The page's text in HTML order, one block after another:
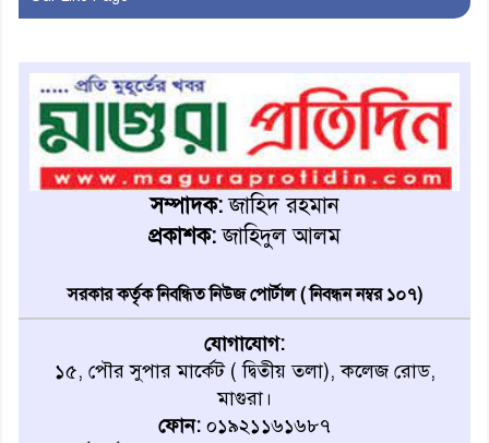
অবহিতকরণ
মাগুরায় আ’লীগের প্রতিষ্ঠাবার্ষিকীর
কর্মসূচি প্রতিরোধে বিএনপির
মোটরসাইকেল শোডাউন
খুব শিঘ্রই কর্মস্থলে ফিরবেন
মাগুরার ডিসি
বাবার হাতে বিক্রি টুকটুকি পুলিশের
সহযোগিতায় ফিরলো মায়ের
কোলে
সম্পাদক:জাহিদ রহমান
প্রকাশক:জাহিদুল আলম
সরকার কর্তৃক নিবন্ধিত নিউজ পোর্টাল ( নিবন্ধন নম্বর ১০৭)
যোগাযোগ:
১৫, পৌর সুপার মার্কেট ( দ্বিতীয় তলা), কলেজ রোড,
মাগুরা।
ফোন: ০১৯২১১৬১৬৮৭